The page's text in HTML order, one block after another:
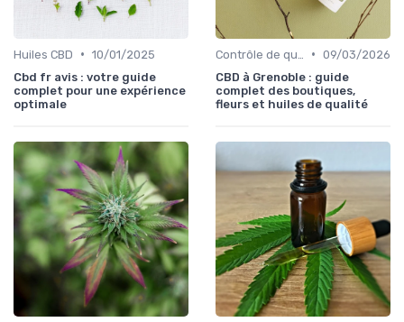
Huiles CBD • 10/01/2025
Cbd fr avis : votre guide
complet pour une expérience
optimale
• 09/03/2026
CBD à Grenoble : guide
complet des boutiques,
fleurs et huiles de qualité